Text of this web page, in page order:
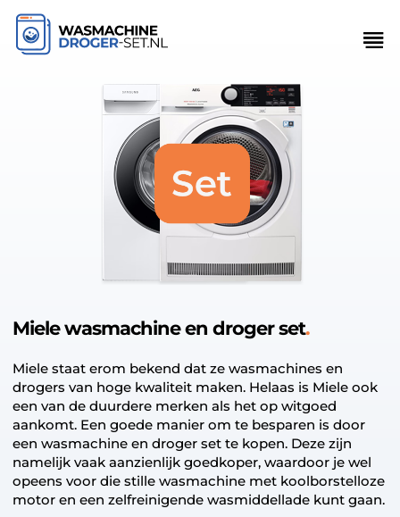
Miele wasmachine en droger set
Miele staat erom bekend dat ze wasmachines en
drogers van hoge kwaliteit maken. Helaas is Miele ook
een van de duurdere merken als het op witgoed
aankomt. Een goede manier om te besparen is door
een wasmachine en droger set te kopen. Deze zijn
namelijk vaak aanzienlijk goedkoper, waardoor je wel
opeens voor die stille wasmachine met koolborstelloze
motor en een zelfreinigende wasmiddellade kunt gaan.